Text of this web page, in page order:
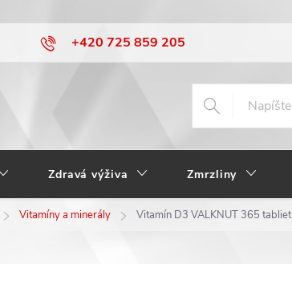
+420 725 859 205
Zdravá výživa Zmrzliny
Vitamíny a minerály Vitamín D3 VALKNUT 365 tabliet